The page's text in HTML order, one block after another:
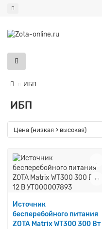
ИБП
ИБП
Источник
бесперебойного питания
ZOTA Matrix WT300 300 Вт